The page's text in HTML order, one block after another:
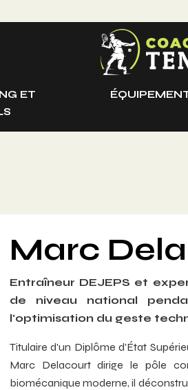
ET
Marc
Entraîneur DEJEPS et
de niveau national
l'optimisation du geste
Titulaire d'un Diplôme d'État
Marc Delacourt dirige le pôle
biomécanique moderne, il